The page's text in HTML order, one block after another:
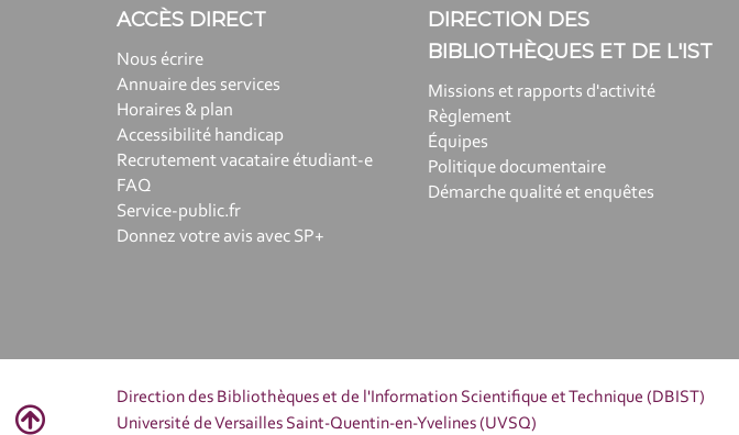
ACCÈS DIRECT
Nous écrire
Annuaire des services
Horaires & plan
Accessibilité handicap
Recrutement vacataire étudiant-e
FAQ
Service-public.fr
Donnez votre avis avec SP+
DIRECTION DES
BIBLIOTHÈQUES ET DE L'IST
Missions et rapports d'activité
Règlement
Équipes
Politique documentaire
Démarche qualité et enquêtes
Direction des Bibliothèques et de l'Information Scientifique et Technique (DBIST)
Université de Versailles Saint-Quentin-en-Yvelines (UVSQ)